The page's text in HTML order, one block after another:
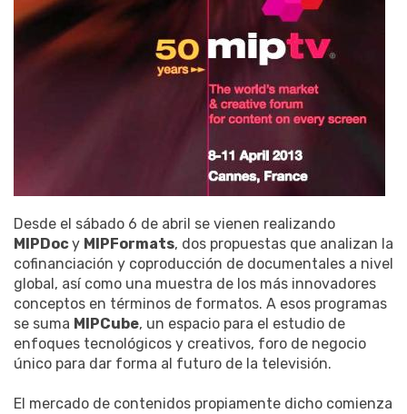
Desde el sábado 6 de abril se vienen realizando
MIPDocy MIPFormats, dos propuestas que analizan la
cofinanciación y coproducción de documentales a nivel
global, así como una muestra de los más innovadores
conceptos en términos de formatos. A esos programas
se suma MIPCube, un espacio para el estudio de
enfoques tecnológicos y creativos, foro de negocio
único para dar forma al futuro de la televisión.
El mercado de contenidos propiamente dicho comienza